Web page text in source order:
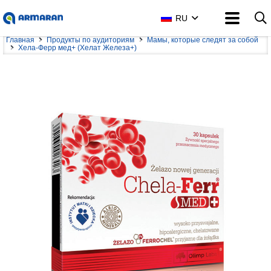
RU
Главная Продукты по аудиториям
Мамы, которые следят за собой
Хела-Ферр мед+ (Хелат Железа+)